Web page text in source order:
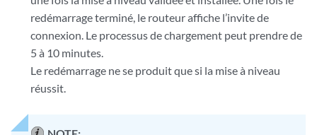
redémarrage terminé, le routeur affiche l’invite de
connexion. Le processus de chargement peut prendre de
5 à 10 minutes.
Le redémarrage ne se produit que si la mise à niveau
réussit.